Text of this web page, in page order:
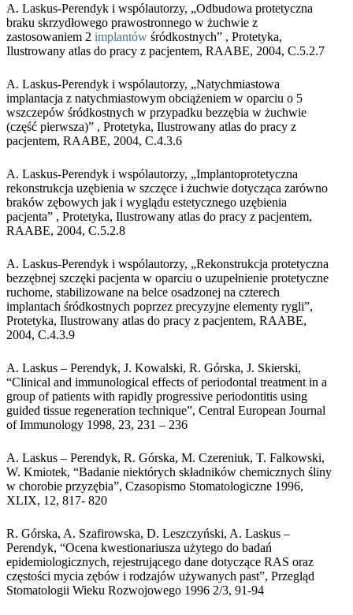
A. Laskus-Perendyk i wspólautorzy, „Odbudowa protetyczna
braku skrzydłowego prawostronnego w żuchwie z
zastosowaniem 2 implantów śródkostnych” , Protetyka,
Ilustrowany atlas do pracy z pacjentem, RAABE, 2004, C.5.2.7
A. Laskus-Perendyk i wspólautorzy, „Natychmiastowa
implantacja z natychmiastowym obciążeniem w oparciu o 5
wszczepów śródkostnych w przypadku bezzębia w żuchwie
(część pierwsza)” , Protetyka, Ilustrowany atlas do pracy z
pacjentem, RAABE, 2004, C.4.3.6
A. Laskus-Perendyk i wspólautorzy, „Implantoprotetyczna
rekonstrukcja uzębienia w szczęce i żuchwie dotycząca zarówno
braków zębowych jak i wyglądu estetycznego uzębienia
pacjenta” , Protetyka, Ilustrowany atlas do pracy z pacjentem,
RAABE, 2004, C.5.2.8
A. Laskus-Perendyk i wspólautorzy, „Rekonstrukcja protetyczna
bezzębnej szczęki pacjenta w oparciu o uzupełnienie protetyczne
ruchome, stabilizowane na belce osadzonej na czterech
implantach śródkostnych poprzez precyzyjne elementy rygli”,
Protetyka, Ilustrowany atlas do pracy z pacjentem, RAABE,
2004, C.4.3.9
A. Laskus – Perendyk, J. Kowalski, R. Górska, J. Skierski,
“Clinical and immunological effects of periodontal treatment in a
group of patients with rapidly progressive periodontitis using
guided tissue regeneration technique”, Central European Journal
of Immunology 1998, 23, 231 – 236
A. Laskus – Perendyk, R. Górska, M. Czereniuk, T. Falkowski,
W. Kmiotek, “Badanie niektórych składników chemicznych śliny
w chorobie przyzębia”, Czasopismo Stomatologiczne 1996,
XLIX, 12, 817- 820
R. Górska, A. Szafirowska, D. Leszczyński, A. Laskus –
Perendyk, “Ocena kwestionariusza użytego do badań
epidemiologicznych, rejestrującego dane dotyczące RAS oraz
częstości mycia zębów i rodzajów używanych past”, Przegląd
Stomatologii Wieku Rozwojowego 1996 2/3, 91-94